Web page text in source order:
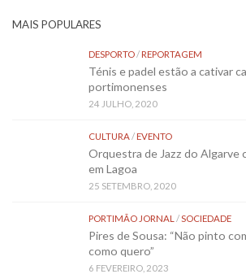
MAIS POPULARES
DESPORTO/REPORTAGEM
Ténis e padel estão a cativar
portimonenses
24 JULHO, 2020
CULTURA/EVENTO
Orquestra de Jazz do Algarve
em Lagoa
25 SETEMBRO, 2020
PORTIMÃO JORNAL /SOCIEDADE
Pires de Sousa: “Não pinto
como quero”
6 FEVEREIRO, 2023